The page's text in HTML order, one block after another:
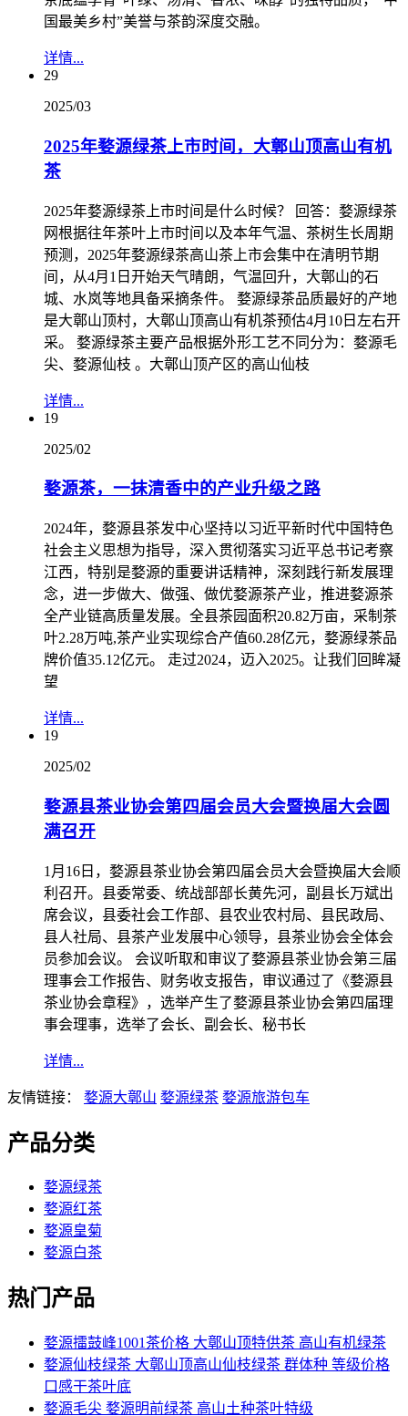
国最美乡村”美誉与茶韵深度交融。
详情...
29
2025/03
2025年婺源绿茶上市时间，大鄣山顶高山有机
茶
2025年婺源绿茶上市时间是什么时候？ 回答：婺源绿茶
网根据往年茶叶上市时间以及本年气温、茶树生长周期
预测，2025年婺源绿茶高山茶上市会集中在清明节期
间，从4月1日开始天气晴朗，气温回升，大鄣山的石
城、水岚等地具备采摘条件。 婺源绿茶品质最好的产地
是大鄣山顶村，大鄣山顶高山有机茶预估4月10日左右开
采。 婺源绿茶主要产品根据外形工艺不同分为：婺源毛
尖、婺源仙枝 。大鄣山顶产区的高山仙枝
详情...
19
2025/02
婺源茶，一抹清香中的产业升级之路
2024年，婺源县茶发中心坚持以习近平新时代中国特色
社会主义思想为指导，深入贯彻落实习近平总书记考察
江西，特别是婺源的重要讲话精神，深刻践行新发展理
念，进一步做大、做强、做优婺源茶产业，推进婺源茶
全产业链高质量发展。全县茶园面积20.82万亩，采制茶
叶2.28万吨,茶产业实现综合产值60.28亿元，婺源绿茶品
牌价值35.12亿元。 走过2024，迈入2025。让我们回眸凝
望
详情...
19
2025/02
婺源县茶业协会第四届会员大会暨换届大会圆
满召开
1月16日，婺源县茶业协会第四届会员大会暨换届大会顺
利召开。县委常委、统战部部长黄先河，副县长万斌出
席会议，县委社会工作部、县农业农村局、县民政局、
县人社局、县茶产业发展中心领导，县茶业协会全体会
员参加会议。 会议听取和审议了婺源县茶业协会第三届
理事会工作报告、财务收支报告，审议通过了《婺源县
茶业协会章程》，选举产生了婺源县茶业协会第四届理
事会理事，选举了会长、副会长、秘书长
详情...
友情链接： 婺源大鄣山 婺源绿茶 婺源旅游包车
产品分类
婺源绿茶
婺源红茶
婺源皇菊
婺源白茶
热门产品
婺源擂鼓峰1001茶价格 大鄣山顶特供茶 高山有机绿茶
婺源仙枝绿茶 大鄣山顶高山仙枝绿茶 群体种 等级价格
口感干茶叶底
婺源毛尖 婺源明前绿茶 高山土种茶叶特级